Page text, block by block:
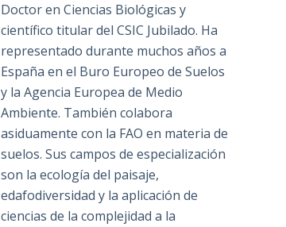
Doctor en Ciencias Biológicas y
científico titular del CSIC Jubilado. Ha
representado durante muchos años a
España en el Buro Europeo de Suelos
y la Agencia Europea de Medio
Ambiente. También colabora
asiduamente con la FAO en materia de
suelos. Sus campos de especialización
son la ecología del paisaje,
edafodiversidad y la aplicación de
ciencias de la complejidad a la